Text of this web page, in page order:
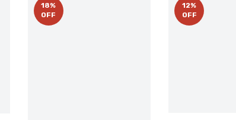
18%
OFF
12%
OFF